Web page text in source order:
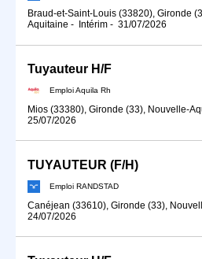
Braud-et-Saint-Louis (33820), Gironde
Aquitaine - Intérim - 31/07/2026
Tuyauteur H/F
Emploi Aquila Rh
Mios (33380), Gironde (33), Nouvelle-
25/07/2026
TUYAUTEUR (F/H)
Emploi RANDSTAD
Canéjean (33610), Gironde (33),
24/07/2026